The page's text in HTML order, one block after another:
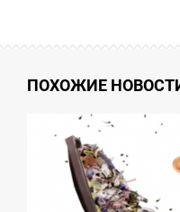
ПОХОЖИЕ